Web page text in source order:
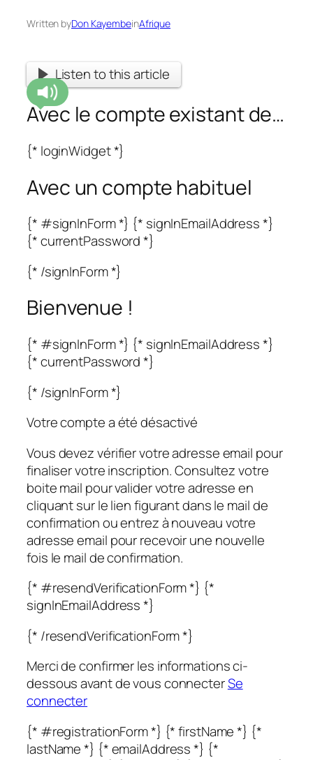
Written byDon KayembeinAfrique
Listen to this article
Avec le compte existant de…
{* loginWidget *}
Avec un compte habituel
{* #signInForm *} {* signInEmailAddress *}
{* currentPassword *}
{* /signInForm *}
Bienvenue !
{* #signInForm *} {* signInEmailAddress *}
{* currentPassword *}
{* /signInForm *}
Votre compte a été désactivé
Vous devez vérifier votre adresse email pour
finaliser votre inscription. Consultez votre
boite mail pour valider votre adresse en
cliquant sur le lien figurant dans le mail de
confirmation ou entrez à nouveau votre
adresse email pour recevoir une nouvelle
fois le mail de confirmation.
{* #resendVerificationForm *} {*
signInEmailAddress *}
{* /resendVerificationForm *}
Merci de confirmer les informations ci-
dessous avant de vous connecterSe
connecter
{* #registrationForm *} {* firstName *} {*
lastName *} {* emailAddress *} {*